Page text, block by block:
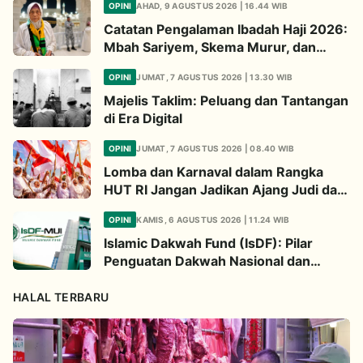
OPINI AHAD, 9 AGUSTUS 2026 | 16.44 WIB
Catatan Pengalaman Ibadah Haji 2026:
Mbah Sariyem, Skema Murur, dan
Ibadah “Mboten Marem”
OPINI JUMAT, 7 AGUSTUS 2026 | 13.30 WIB
Majelis Taklim: Peluang dan Tantangan
di Era Digital
OPINI JUMAT, 7 AGUSTUS 2026 | 08.40 WIB
Lomba dan Karnaval dalam Rangka
HUT RI Jangan Jadikan Ajang Judi dan
Kampanye LGBT
OPINI KAMIS, 6 AGUSTUS 2026 | 11.24 WIB
Islamic Dakwah Fund (IsDF): Pilar
Penguatan Dakwah Nasional dan
HALAL TERBARU